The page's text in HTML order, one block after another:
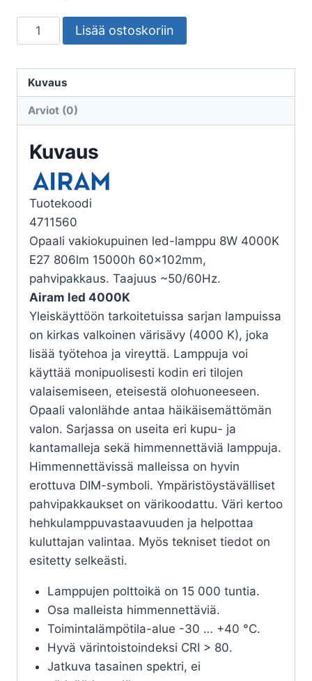
VAKIOLAMPPU
AIRAM
A60
840
OP
määrä
Lisää ostoskoriin
Kuvaus
Arviot (0)
Kuvaus
Tuotekoodi
4711560
Opaali vakiokupuinen led-lamppu 8W 4000K
E27 806lm 15000h 60x102mm,
pahvipakkaus. Taajuus ~50/60Hz.
Airam led 4000K
Yleiskäyttöön tarkoitetuissa sarjan lampuissa
on kirkas valkoinen värisävy (4000 K), joka
lisää työtehoa ja vireyttä. Lamppuja voi
käyttää monipuolisesti kodin eri tilojen
valaisemiseen, eteisestä olohuoneeseen.
Opaali valonlähde antaa häikäisemättömän
valon. Sarjassa on useita eri kupu- ja
kantamalleja sekä himmennettäviä lamppuja.
Himmennettävissä malleissa on hyvin
erottuva DIM-symboli. Ympäristöystävälliset
pahvipakkaukset on värikoodattu. Väri kertoo
hehkulamppuvastaavuuden ja helpottaa
kuluttajan valintaa. Myös tekniset tiedot on
esitetty selkeästi.
Lamppujen polttoikä on 15 000 tuntia.
Osa malleista himmennettäviä.
Toimintalämpötila-alue -30 … +40 °C.
Hyvä värintoistoindeksi CRI > 80.
Jatkuva tasainen spektri, ei